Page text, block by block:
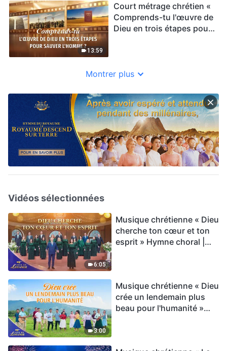
13:59
Court métrage chrétien «
Comprends-tu l'œuvre de
Dieu en trois étapes pour
Montrer plus
Vidéos sélectionnées
6:05
Musique chrétienne « Dieu
cherche ton cœur et ton
esprit » Hymne choral |
3:00
Musique chrétienne « Dieu
crée un lendemain plus
beau pour l'humanité »